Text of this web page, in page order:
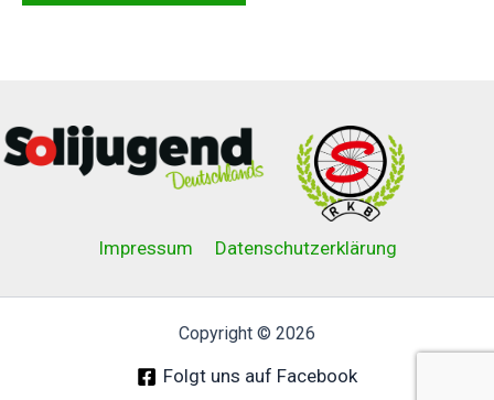
Impressum Datenschutzerklärung
Copyright © 2026
Folgt uns auf Facebook